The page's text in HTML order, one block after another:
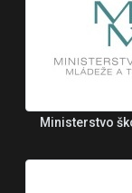
Ministerstvo